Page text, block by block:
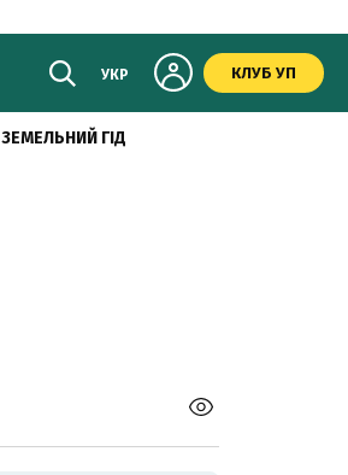
УКР КЛУБ УП
ЗЕМЕЛЬНИЙ ГІД